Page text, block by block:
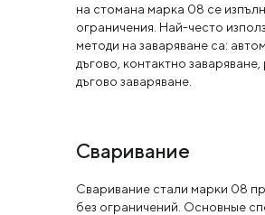
на стомана марка 08 се
ограничения. Най-често
методи на заваряване са:
дъгово, контактно заваряване,
дъгово заваряване.
Сваривание
Сваривание стали марки 08
без ограничений. Основные